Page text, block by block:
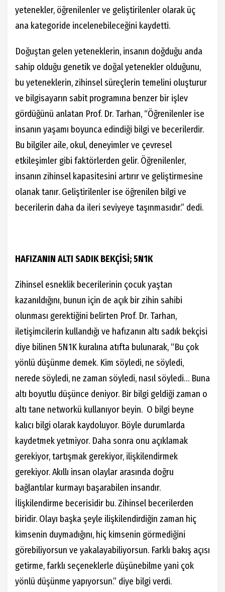
yetenekler, öğrenilenler ve geliştirilenler olarak üç
ana kategoride incelenebileceğini kaydetti.
Doğuştan gelen yeteneklerin, insanın doğduğu anda
sahip olduğu genetik ve doğal yetenekler olduğunu,
bu yeteneklerin, zihinsel süreçlerin temelini oluşturur
ve bilgisayarın sabit programına benzer bir işlev
gördüğünü anlatan Prof. Dr. Tarhan, “Öğrenilenler ise
insanın yaşamı boyunca edindiği bilgi ve becerilerdir.
Bu bilgiler aile, okul, deneyimler ve çevresel
etkileşimler gibi faktörlerden gelir. Öğrenilenler,
insanın zihinsel kapasitesini artırır ve geliştirmesine
olanak tanır. Geliştirilenler ise öğrenilen bilgi ve
becerilerin daha da ileri seviyeye taşınmasıdır.” dedi.
HAFIZANIN ALTI SADIK BEKÇİSİ; 5N1K
Zihinsel esneklik becerilerinin çocuk yaştan
kazanıldığını, bunun için de açık bir zihin sahibi
olunması gerektiğini belirten Prof. Dr. Tarhan,
iletişimcilerin kullandığı ve hafızanın altı sadık bekçisi
diye bilinen 5N1K kuralına atıfta bulunarak, “Bu çok
yönlü düşünme demek. Kim söyledi, ne söyledi,
nerede söyledi, ne zaman söyledi, nasıl söyledi… Buna
altı boyutlu düşünce deniyor. Bir bilgi geldiği zaman o
altı tane networkü kullanıyor beyin. O bilgi beyne
kalıcı bilgi olarak kaydoluyor. Böyle durumlarda
kaydetmek yetmiyor. Daha sonra onu açıklamak
gerekiyor, tartışmak gerekiyor, ilişkilendirmek
gerekiyor. Akıllı insan olaylar arasında doğru
bağlantılar kurmayı başarabilen insandır.
İlişkilendirme becerisidir bu. Zihinsel becerilerden
biridir. Olayı başka şeyle ilişkilendirdiğin zaman hiç
kimsenin duymadığını, hiç kimsenin görmediğini
görebiliyorsun ve yakalayabiliyorsun. Farklı bakış açısı
getirme, farklı seçeneklerle düşünebilme yani çok
yönlü düşünme yapıyorsun.” diye bilgi verdi.